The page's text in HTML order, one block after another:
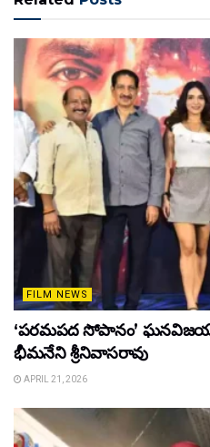
FILM NEWS
‘పరమపద సోపానం’ ఘనవిజయం
భీమనేని శ్రీనివాసరావు
APRIL 21, 2026